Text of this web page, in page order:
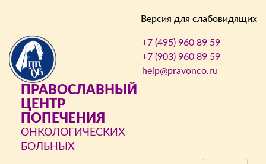
Версия для слабовидящих
ПРАВОСЛАВНЫЙ
ЦЕНТР
ПОПЕЧЕНИЯ
ОНКОЛОГИЧЕСКИХ
БОЛЬНЫХ
+7 (495) 960 89 59
+7 (903) 960 89 59
help@pravonco.ru